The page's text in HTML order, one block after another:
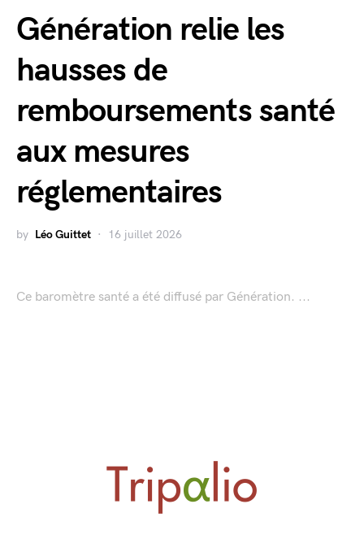
Génération relie les
hausses de
remboursements santé
aux mesures
réglementaires
by Léo Guittet 16 juillet 2026
Ce baromètre santé a été diffusé par Génération. ...